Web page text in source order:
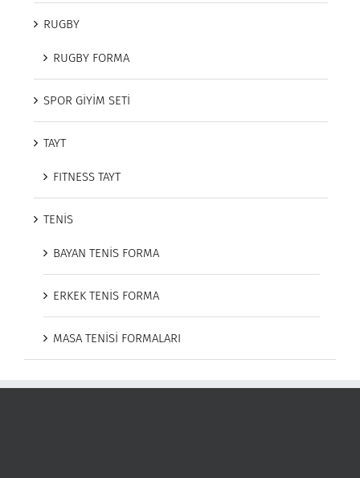
RUGBY
RUGBY FORMA
SPOR GİYİM SETİ
TAYT
FITNESS TAYT
TENİS
BAYAN TENİS FORMA
ERKEK TENİS FORMA
MASA TENİSİ FORMALARI